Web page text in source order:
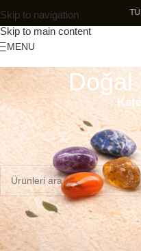
Skip to navigation
Skip to main content
MENU
Doğal
Ana Sayfa Doğal Taş Ağaç
Seçiminizle eşleşen ürün